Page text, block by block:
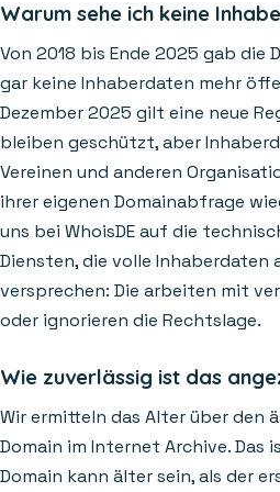
Warum sehe ich keine
Von 2018 bis Ende 2025 gab die
gar keine Inhaberdaten mehr
Dezember 2025 gilt eine neue
bleiben geschützt, aber
Vereinen und anderen
ihrer eigenen Domainabfrage
uns bei WhoisDE auf die
Diensten, die volle Inhaberdaten
versprechen: Die arbeiten mit
oder ignorieren die Rechtslage.
Wie zuverlässig ist das
Wir ermitteln das Alter über den
Domain im Internet Archive. Das
Domain kann älter sein, als der